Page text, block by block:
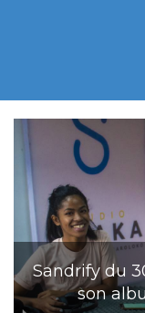
Sandrify du
son